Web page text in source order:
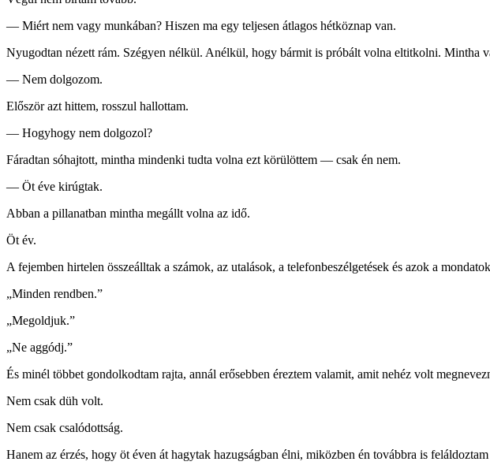
— Miért nem vagy munkában? Hiszen ma egy teljesen átlagos hétköznap van.
Nyugodtan nézett rám. Szégyen nélkül. Anélkül, hogy bármit is próbált volna eltitkolni. Mintha
— Nem dolgozom.
Először azt hittem, rosszul hallottam.
— Hogyhogy nem dolgozol?
Fáradtan sóhajtott, mintha mindenki tudta volna ezt körülöttem — csak én nem.
— Öt éve kirúgtak.
Abban a pillanatban mintha megállt volna az idő.
Öt év.
A fejemben hirtelen összeálltak a számok, az utalások, a telefonbeszélgetések és azok a
„Minden rendben.”
„Megoldjuk.”
„Ne aggódj.”
És minél többet gondolkodtam rajta, annál erősebben éreztem valamit, amit nehéz volt
Nem csak düh volt.
Nem csak csalódottság.
Hanem az érzés, hogy öt éven át hagytak hazugságban élni, miközben én továbbra is